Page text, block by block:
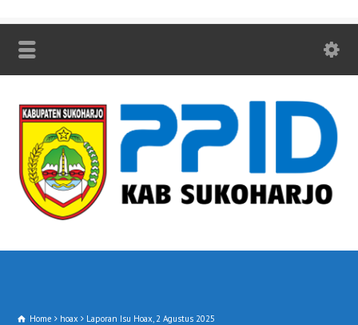
Home hoax Laporan Isu Hoax, 2 Agustus 2025